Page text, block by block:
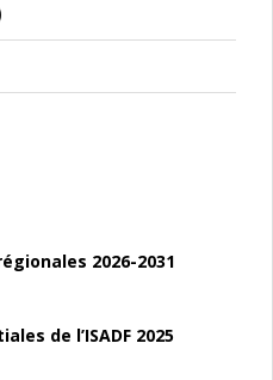
2026-2031
de l’ISADF 2025